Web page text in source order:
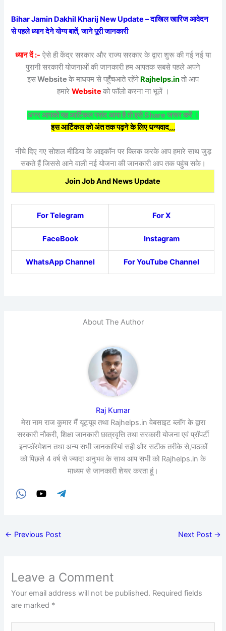
Bihar Jamin Dakhil Kharij New Update – दाखिल खारिज आवेदन
से पहले ध्यान देने योग्य बातें, जाने पूरी जानकारी
ध्यान दें :- ऐसे ही केंद्र सरकार और राज्य सरकार के द्वारा शुरू की गई नई या
पुरानी सरकारी योजनाओं की जानकारी हम आपतक सबसे पहले अपने
इसWebsite के माधयम से पहुँचआते रहेंगे Rajhelps.inतो आप
हमारे Website को फॉलो करना ना भूलें ।
अगर आपको यह आर्टिकल पसंद आया है तो इसे Share जरूर करें ।
इस आर्टिकल को अंत तक पढ़ने के लिए धन्यवाद,,,
नीचे दिए गए सोशल मीडिया के आइकॉन पर क्लिक करके आप हमारे साथ जुड़
सकते हैं जिससे आने वाली नई योजना की जानकारी आप तक पहुंच सके।
Join Job And News Update
For Telegram For X
FaceBook Instagram
WhatsApp Channel For YouTube Channel
About The Author
Raj Kumar
मेरा नाम राज कुमार मैं यूट्यूब तथा Rajhelps.in वेबसाइट ब्लॉग के द्वारा
सरकारी नौकरी, शिक्षा जानकारी छात्रवृत्ति तथा सरकारी योजना एवं प्रॉपर्टी
इनफॉरमेशन तथा अन्य सभी जानकारियां सही और सटीक तरीके से,पाठकों
को पिछले 4 वर्ष से ज्यादा अनुभव के साथ आप सभी को Rajhelps.in के
माध्यम से जानकारी शेयर करता हूं।
← Previous Post Next Post →
Leave a Comment
Your email address will not be published. Required fields
are marked *